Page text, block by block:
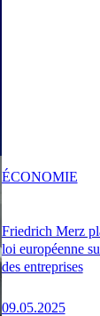
Friedrich Merz
loi européenne
des entreprises
09.05.2025
ÉCONOMIE